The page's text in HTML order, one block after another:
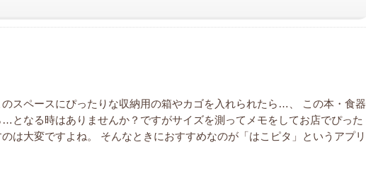
スペースにぴったりな収納用の箱やカゴを入れられたら…、 この本・食器
となる時はありませんか？ですがサイズを測ってメモをしてお店でぴった
は大変ですよね。 そんなときにおすすめなのが「はこピタ」というアプリ